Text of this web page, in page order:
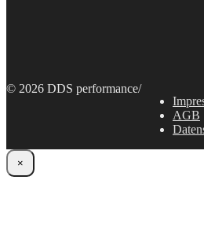
© 2026 DDS performance/
AGB
×